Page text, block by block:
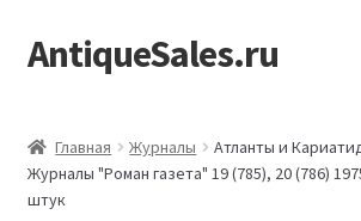
Перейти
к
Перейти
к
AntiqueSales.ru
Главная Журналы
Атланты и
Журналы "Роман газета" 19 (785), 20 (786)
штук